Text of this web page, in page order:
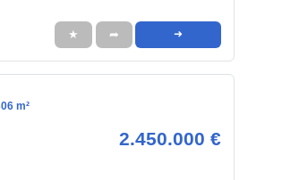
★ ➦ ➜
m²
2.450.000 €